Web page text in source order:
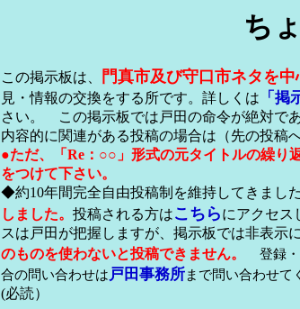
ち
この掲示板は、 門真市及び守口市ネタを中
見・情報の交換をする所です。詳しくは
「掲
さい。 この掲示板では戸田の命令が絶対で
内容的に関連がある投稿の場合は（先の投稿
●ただ、「Re：○○」形式の元タイトルの繰り
をつけて下さい。
◆約10年間完全自由投稿制を維持してきました
しました。 投稿される方はこちらにアクセス
スは戸田が把握しますが、掲示板では非表示
のものを使わないと投稿できません。
登録
合の問い合わせは戸田事務所まで問い合わせて
(必読）